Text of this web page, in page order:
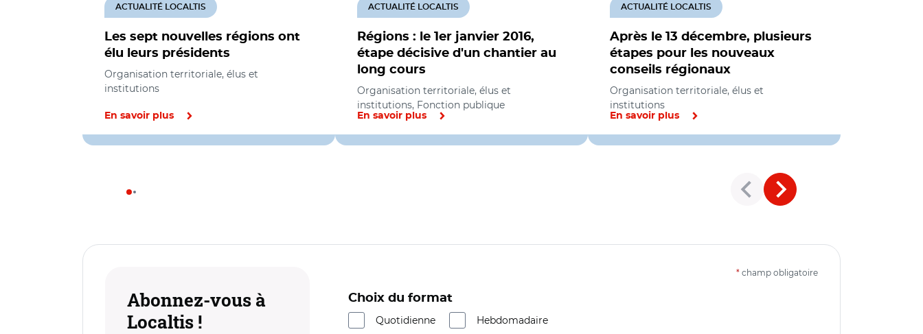
Les sept nouvelles régions ont
élu leurs présidents
ACTUALITÉ LOCALTIS
Organisation territoriale, élus et
institutions
En savoir plus
Régions : le 1er janvier 2016,
étape décisive d'un chantier au
long cours
ACTUALITÉ LOCALTIS
Organisation territoriale, élus et
institutions, Fonction publique
En savoir plus
Après le 13 décembre, plusieurs
étapes pour les nouveaux
conseils régionaux
ACTUALITÉ LOCALTIS
Organisation territoriale, élus et
institutions
En savoir plus
Abonnez-vous à
Localtis !
* champ obligatoire
Choix du format
Quotidienne
Hebdomadaire